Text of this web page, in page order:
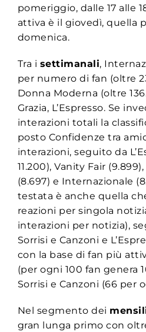
pomeriggio, dalle 17 alle
attiva è il giovedì, quella
domenica.
Tra i settimanali,
per numero di fan (oltre
Donna Moderna (oltre
Grazia, L’Espresso. Se
interazioni totali la
posto Confidenze tra
interazioni, seguito da
11.200), Vanity Fair
(8.697) e Internazionale
testata è anche quella
reazioni per singola
interazioni per notizia),
Sorrisi e Canzoni e
con la base di fan più
(per ogni 100 fan genera
Sorrisi e Canzoni (66 per
Nel segmento dei
gran lunga primo con